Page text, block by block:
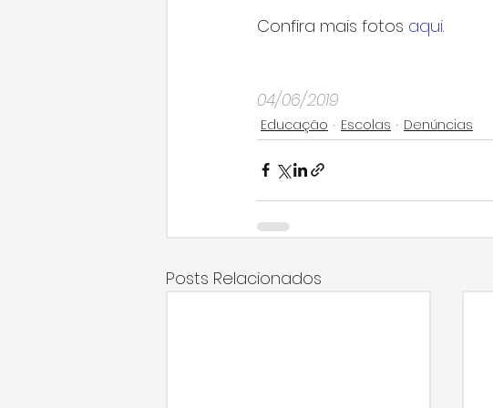
Confira mais fotos aqui.
04/06/2019
Educação Escolas Denúncias
Posts Relacionados